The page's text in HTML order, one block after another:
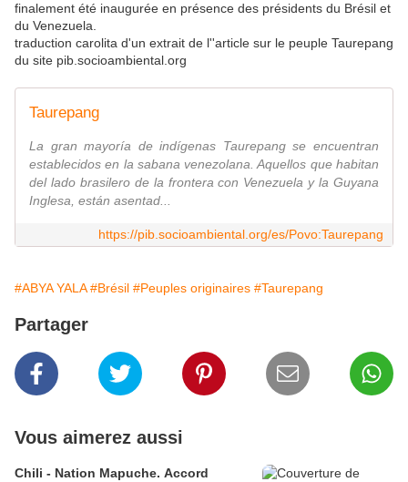
finalement été inaugurée en présence des présidents du Brésil et
du Venezuela.
traduction carolita d'un extrait de l''article sur le peuple Taurepang
du site pib.socioambiental.org
Taurepang
La gran mayoría de indígenas Taurepang se encuentran
establecidos en la sabana venezolana. Aquellos que habitan
del lado brasilero de la frontera con Venezuela y la Guyana
Inglesa, están asentad...
https://pib.socioambiental.org/es/Povo:Taurepang
#ABYA YALA #Brésil #Peuples originaires #Taurepang
Partager
Vous aimerez aussi
Chili - Nation Mapuche. Accord